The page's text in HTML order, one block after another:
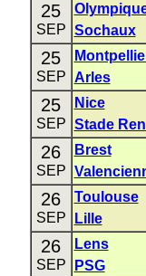
25
SEP Sochaux
25
SEP Arles
25
SEP
Nice
Stade
26
SEP
Brest
26
SEP
Toulouse
Lille
26
SEP
Lens
PSG